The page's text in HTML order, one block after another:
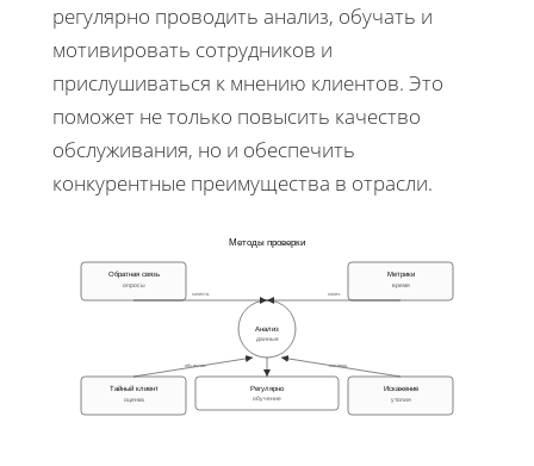
регулярно проводить анализ, обучать и
мотивировать сотрудников и
прислушиваться к мнению клиентов. Это
поможет не только повысить качество
обслуживания, но и обеспечить
конкурентные преимущества в отрасли.
Методы проверки
Обратная связь
опросы
Метрики
время
Тайный клиент
оценка
Искажение
утопия
Анализ
данные
Регулярно
обучение
качеств. колич.
объектив. мотивац.